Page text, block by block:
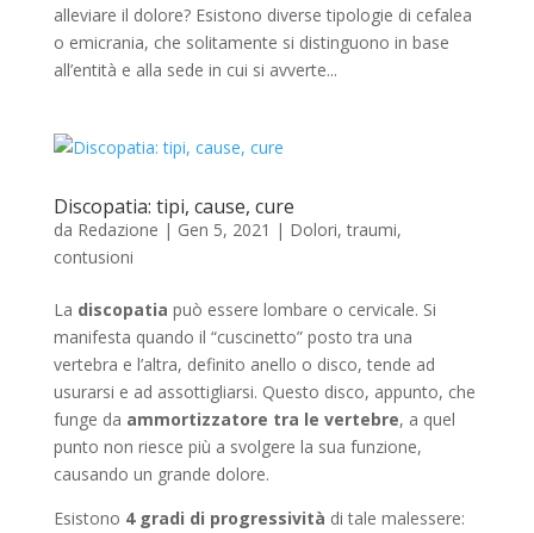
alleviare il dolore? Esistono diverse tipologie di cefalea
o emicrania, che solitamente si distinguono in base
all’entità e alla sede in cui si avverte...
Discopatia: tipi, cause, cure
da Redazione | Gen 5, 2021 | Dolori, traumi,
contusioni
La discopatia può essere lombare o cervicale. Si
manifesta quando il “cuscinetto” posto tra una
vertebra e l’altra, definito anello o disco, tende ad
usurarsi e ad assottigliarsi. Questo disco, appunto, che
funge da ammortizzatore tra le vertebre, a quel
punto non riesce più a svolgere la sua funzione,
causando un grande dolore.
Esistono 4 gradi di progressività di tale malessere: